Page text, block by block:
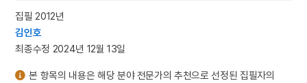
집필 2012년
김인호
최종수정 2024년 12월 13일
본 항목의 내용은 해당 분야 전문가의 추천으로 선정된 집필자의